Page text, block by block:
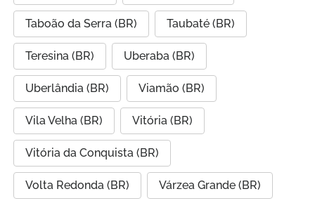
Taboão da Serra (BR) Taubaté (BR)
Teresina (BR) Uberaba (BR)
Uberlândia (BR) Viamão (BR)
Vila Velha (BR) Vitória (BR)
Vitória da Conquista (BR)
Volta Redonda (BR) Várzea Grande (BR)